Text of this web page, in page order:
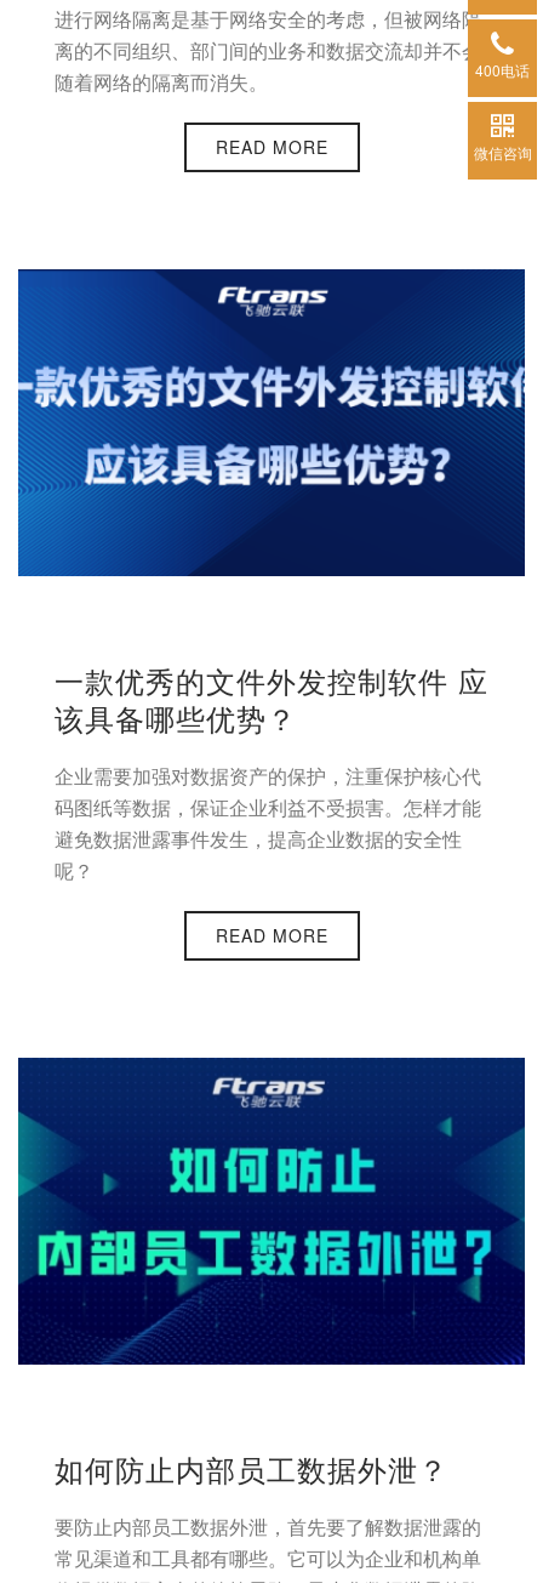
进行网络隔离是基于网络安全的考虑，但被网络隔
离的不同组织、部门间的业务和数据交流却并不会
随着网络的隔离而消失。
READ MORE
一款优秀的文件外发控制软件 应
该具备哪些优势？
企业需要加强对数据资产的保护，注重保护核心代
码图纸等数据，保证企业利益不受损害。怎样才能
避免数据泄露事件发生，提高企业数据的安全性
呢？
READ MORE
如何防止内部员工数据外泄？
要防止内部员工数据外泄，首先要了解数据泄露的
常见渠道和工具都有哪些。它可以为企业和机构单
400电话
微信咨询